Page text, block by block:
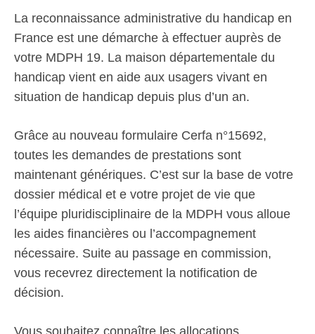
La reconnaissance administrative du handicap en
France est une démarche à effectuer auprès de
votre MDPH 19. La maison départementale du
handicap vient en aide aux usagers vivant en
situation de handicap depuis plus d’un an.
Grâce au nouveau formulaire Cerfa n°15692,
toutes les demandes de prestations sont
maintenant génériques. C’est sur la base de votre
dossier médical et e votre projet de vie que
l’équipe pluridisciplinaire de la MDPH vous alloue
les aides financières ou l’accompagnement
nécessaire. Suite au passage en commission,
vous recevrez directement la notification de
décision.
Vous souhaitez connaître les allocations